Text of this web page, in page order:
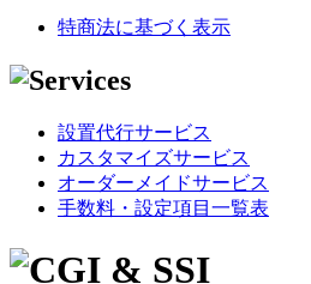
特商法に基づく表示
設置代行サービス
カスタマイズサービス
オーダーメイドサービス
手数料・設定項目一覧表